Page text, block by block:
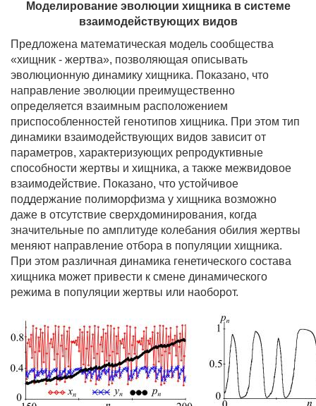
Моделирование эволюции хищника в системе
взаимодействующих видов
Предложена математическая модель сообщества
«хищник - жертва», позволяющая описывать
эволюционную динамику хищника. Показано, что
направление эволюции преимущественно
определяется взаимным расположением
приспособленностей генотипов хищника. При этом тип
динамики взаимодействующих видов зависит от
параметров, характеризующих репродуктивные
способности жертвы и хищника, а также межвидовое
взаимодействие. Показано, что устойчивое
поддержание полиморфизма у хищника возможно
даже в отсутствие сверхдоминирования, когда
значительные по амплитуде колебания обилия жертвы
меняют направление отбора в популяции хищника.
При этом различная динамика генетического состава
хищника может привести к смене динамического
режима в популяции жертвы или наоборот.